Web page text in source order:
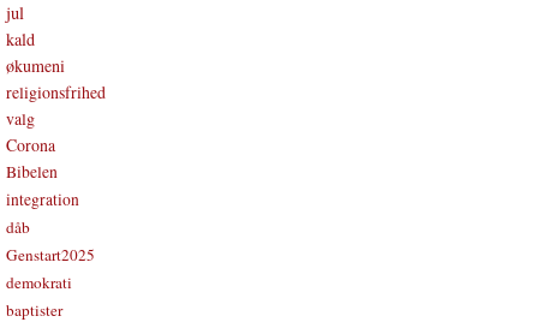
jul
kald
økumeni
religionsfrihed
valg
Corona
Bibelen
integration
dåb
Genstart2025
demokrati
baptister